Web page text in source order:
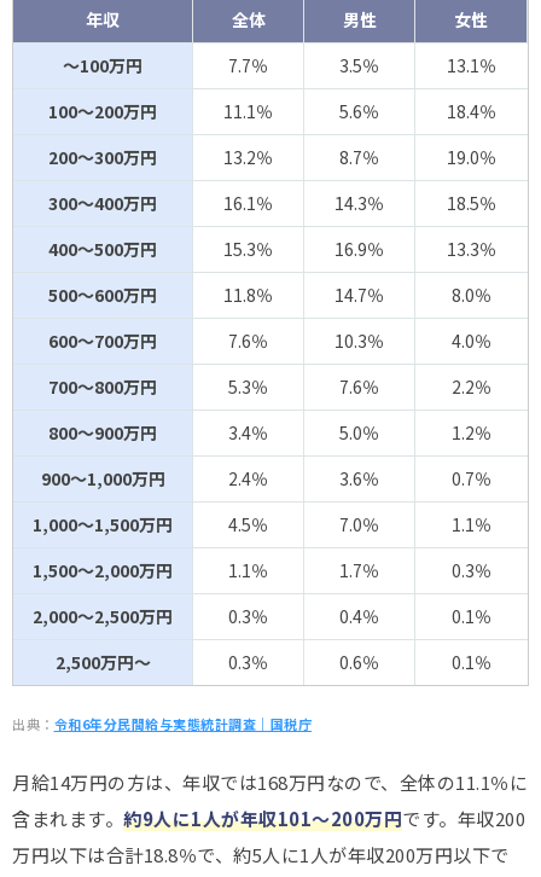
年収 全体 男性
女性
～100万円
7.7％ 3.5％
13.1％
100～200万円
11.1％ 5.6％
18.4％
200～300万円
13.2％ 8.7％
19.0％
300～400万円
16.1％ 14.3％
18.5％
400～500万円
15.3％ 16.9％
13.3％
500～600万円
11.8％ 14.7％
8.0％
600～700万円
7.6％ 10.3％
4.0％
700～800万円
5.3％ 7.6％
2.2％
800～900万円
3.4％ 5.0％
1.2％
900～1,000万円
2.4％ 3.6％
0.7％
1,000～1,500万円
4.5％ 7.0％
1.1％
1,500～2,000万円
1.1％ 1.7％
0.3％
2,000～2,500万円
0.3％ 0.4％
0.1％
2,500万円～
0.3％ 0.6％ 0.1％
出典： 令和6年分民間給与実態統計調査｜国税庁
月給14万円の方は、年収では168万円なので、全体の11.1％に
含まれます。 約9人に1人が年収101～200万円です。年収200
万円以下は合計18.8％で、約5人に1人が年収200万円以下で